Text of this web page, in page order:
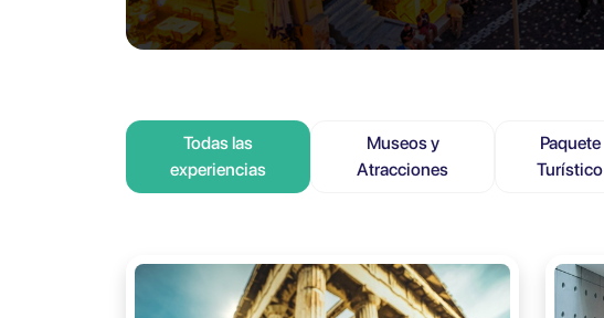
Todas las
experiencias
Museos y
Atracciones
Paquete
Turístico